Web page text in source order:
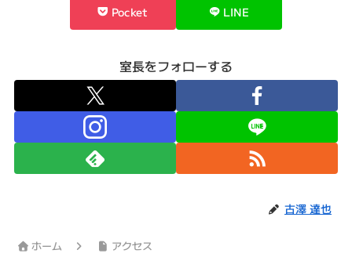
Pocket LINE
室長をフォローする
古澤 達也
ホーム アクセス